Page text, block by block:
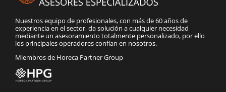
Nuestros equipo de profesionales, con más de 60 años de
experiencia en el sector, da solución a cualquier necesidad
mediante un asesoramiento totalmente personalizado, por ello
los principales operadores confían en nosotros.
Miembros de Horeca Partner Group